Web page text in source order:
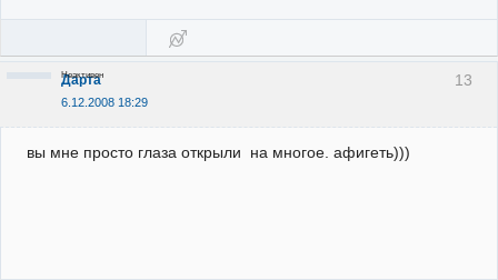
13
Дарта
6.12.2008 18:29
Неактивен
вы мне просто глаза открыли на многое. афигеть)))